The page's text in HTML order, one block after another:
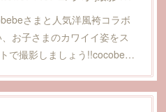
さまと人気洋風袴コラボ
お子さまのカワイイ姿をス
で撮影しましょう!!cocobe…